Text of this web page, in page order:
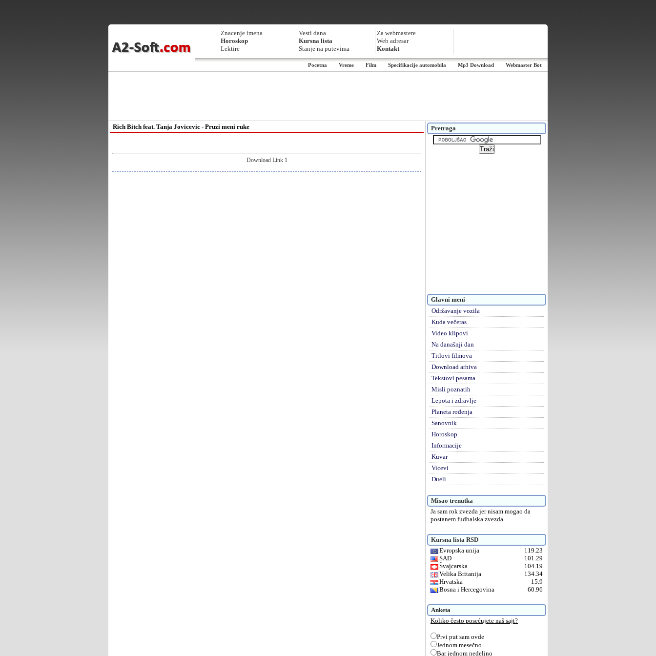
Znacenje imena
Horoskop
Lektire
Vesti dana
Kursna lista
Stanje na putevima
Za webmastere
Web adresar
Kontakt
Pocetna Vreme Film Specifikacije automobila Mp3 Download Webmaster Bot
Rich Bitch feat. Tanja Jovicevic - Pruzi meni ruke
Download Link 1
Pretraga
Glavni meni
Održavanje vozila
Kuda večeras
Video klipovi
Na današnji dan
Titlovi filmova
Download arhiva
Tekstovi pesama
Misli poznatih
Lepota i zdravlje
Planeta rođenja
Sanovnik
Horoskop
Informacije
Kuvar
Vicevi
Dueli
Misao trenutka
Ja sam rok zvezda jer nisam mogao da
postanem fudbalska zvezda.
Kursna lista RSD
Evropska unija
119.23
SAD
101.29
Švajcarska
104.19
Velika Britanija
134.34
Hrvatska
15.9
Bosna i Hercegovina
60.96
Anketa
Koliko često posećujete naš sajt?
Prvi put sam ovde
Jednom mesečno
Bar jednom nedeljno